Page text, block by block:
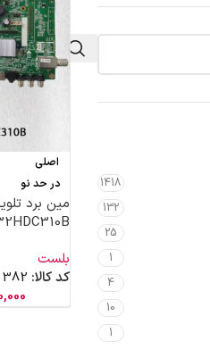
1418
132
25
1
4
10
1
اصلی
در حد نو
مین برد
بلست
کد کالا: 382